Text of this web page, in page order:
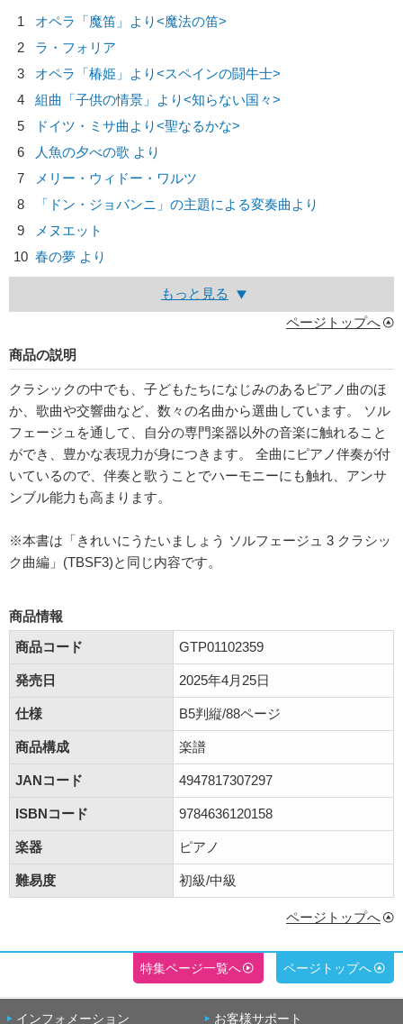
1
オペラ「魔笛」より<魔法の笛>
2
ラ・フォリア
3
オペラ「椿姫」より<スペインの闘牛士>
4
組曲「子供の情景」より<知らない国々>
5
ドイツ・ミサ曲より<聖なるかな>
6
人魚の夕べの歌 より
7
メリー・ウィドー・ワルツ
8
「ドン・ジョバンニ」の主題による変奏曲より
9
メヌエット
10 春の夢 より
もっと見る
ページトップへ
商品の説明
クラシックの中でも、子どもたちになじみのあるピアノ曲のほ
か、歌曲や交響曲など、数々の名曲から選曲しています。 ソル
フェージュを通して、自分の専門楽器以外の音楽に触れること
ができ、豊かな表現力が身につきます。 全曲にピアノ伴奏が付
いているので、伴奏と歌うことでハーモニーにも触れ、アンサ
ンブル能力も高まります。
※本書は「きれいにうたいましょう ソルフェージュ 3 クラシッ
ク曲編」(TBSF3)と同じ内容です。
商品情報
商品コード
GTP01102359
発売日 2025年4月25日
仕様 B5判縦/88ページ
商品構成 楽譜
JANコード 4947817307297
ISBNコード 9784636120158
楽器 ピアノ
難易度 初級/中級
ページトップへ
特集ページ一覧へ ページトップへ
インフォメーション お客様サポート